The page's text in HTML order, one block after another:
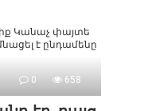
Կանաչ փայտե
է ընդամենը
0 658